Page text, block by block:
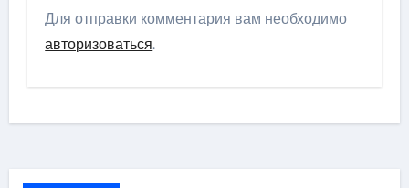
Для отправки комментария вам необходимо
авторизоваться.